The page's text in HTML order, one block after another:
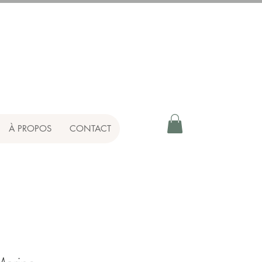
À PROPOS CONTACT